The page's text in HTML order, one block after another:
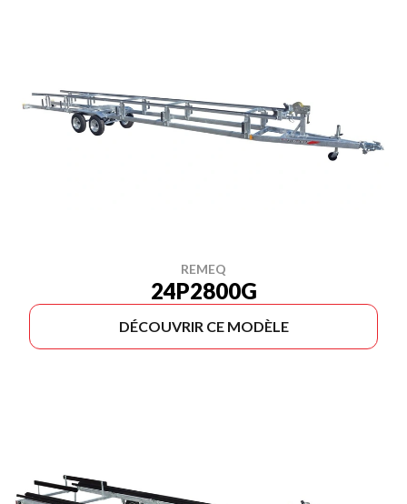
REMEQ
24P2800G
DÉCOUVRIR CE MODÈLE